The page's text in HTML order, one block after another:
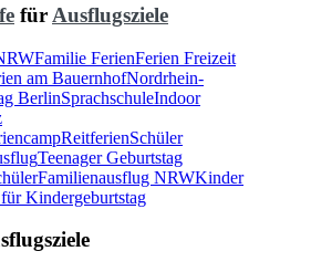
für Ausflugsziele
Familie FerienFerien Freizeit
am BauernhofNordrhein-
BerlinSprachschuleIndoor
ReitferienSchüler
Teenager Geburtstag
Familienausflug NRWKinder
Kindergeburtstag